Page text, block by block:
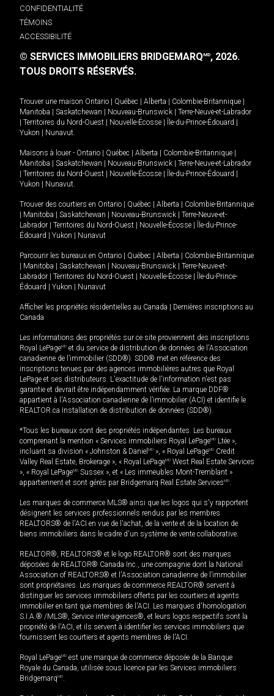
CONFIDENTIALITÉ
TÉMOINS
ACCESSIBILITÉ
© SERVICES IMMOBILIERS BRIDGEMARQMD, 2026.
TOUS DROITS RÉSERVÉS.
Trouver une maison Ontario Québec Alberta Colombie-Britannique
Manitoba
Saskatchewan Nouveau-Brunswick
Terre-Neuve-et-Labrador
Territoires du Nord-Ouest Nouvelle-Écosse Île-du-Prince-Édouard
Yukon
Nunavut.
Maisons à louer - Ontario Québec Alberta Colombie-Britannique
Manitoba
Saskatchewan Nouveau-Brunswick
Terre-Neuve-et-Labrador
Territoires du Nord-Ouest Nouvelle-Écosse Île-du-Prince-Édouard
Yukon
Nunavut.
Trouver des courtiers en Ontario Québec Alberta
Colombie-Britannique
Manitoba Saskatchewan Nouveau-Brunswick
Terre-Neuve-et-
Labrador
Territoires du Nord-Ouest Nouvelle-Écosse
Île-du-Prince-
Édouard
Yukon Nunavut
Parcourir les bureaux en Ontario Québec Alberta
Colombie-Britannique
Manitoba Saskatchewan Nouveau-Brunswick
Terre-Neuve-et-
Labrador
Territoires du Nord-Ouest Nouvelle-Écosse
Île-du-Prince-
Édouard
Yukon Nunavut
Afficher les propriétés résidentielles au Canada
Dernières inscriptions au
Canada
Les informations des propriétés sur ce site proviennent des inscriptions
Royal LePageMD et du service de distribution de données de l'Association
canadienne de l’immobilier (SDD®). SDD® met en référence des
inscriptions tenues par des agences immobilières autres que Royal
LePage et ses distributeurs. L'exactitude de l'information n'est pas
garantie et devrait être indépendamment vérifiée. La marque DDF®
appartient à l'Association canadienne de l’immobilier (ACI) et identifie le
REALTOR.ca Installation de distribution de données (SDD®).
*Tous les bureaux sont des propriétés indépendantes. Les bureaux
comprenant la mention « Services immobiliers Royal LePageMD Ltée »,
incluant sa division « Johnston & Daniel MD », « Royal LePageMD Credit
Valley Real Estate, Brokerage », « Royal LePageMD West Real Estate Services
», « Royal LePageMD Sussex », et « Les immeubles Mont-Tremblant »
appartiennent et sont gérés par Bridgemarq Real Estate ServicesMD.
Les marques de commerce MLS® ainsi que les logos qui s'y rapportent
désignent les services professionnels rendus par les membres
REALTORS® de l'ACI en vue de l'achat, de la vente et de la location de
biens immobiliers dans le cadre d'un système de vente collaborative.
REALTOR®, REALTORS® et le logo REALTOR® sont des marques
déposées de REALTOR® Canada Inc., une compagnie dont la National
Association of REALTORS® et l'Association canadienne de l’immobilier
sont propriétaires. Les marques de commerce REALTOR® servent à
distinguer les services immobiliers offerts par les courtiers et agents
immobilier en tant que membres de l'ACI. Les marques d'homologation
S.I.A.® /MLS®, Service inter-agences®, et leurs logos respectifs sont la
propriété de l'ACI, et ils servent à identifier les services immobiliers que
fournissent les courtiers et agents membres de l'ACI.
Royal LePageMD est une marque de commerce déposée de la Banque
Royale du Canada, utilisée sous licence par les Services immobiliers
BridgemarqMD.